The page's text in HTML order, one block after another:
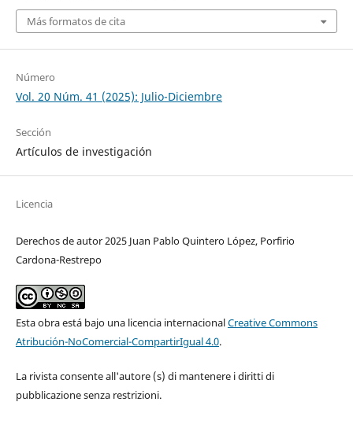
Más formatos de cita
Número
Vol. 20 Núm. 41 (2025): Julio-Diciembre
Sección
Artículos de investigación
Licencia
Derechos de autor 2025 Juan Pablo Quintero López, Porfirio
Cardona-Restrepo
Esta obra está bajo una licencia internacionalCreative Commons
Atribución-NoComercial-CompartirIgual 4.0.
La rivista consente all'autore (s) di mantenere i diritti di
pubblicazione senza restrizioni.